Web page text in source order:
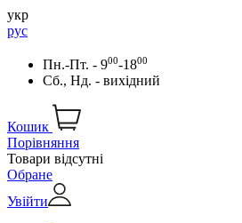
укр
рус
Пн.-Пт. - 900-1800
Сб., Нд. - вихідний
Кошик
Порівняння
Товари відсутні
Обране
Увійти